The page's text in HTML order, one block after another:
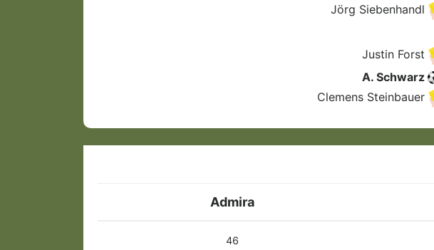
Jörg Siebenhandl
Justin Forst
A. Schwarz
Clemens Steinbauer
Admira
46